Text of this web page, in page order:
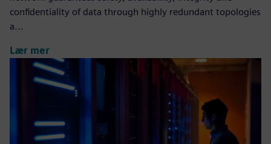
confidentiality of data through highly redundant topologies
a...
Lær mer